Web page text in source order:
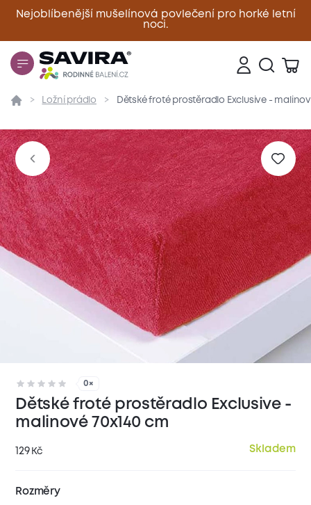
Nejoblíbenější mušelínová povlečení pro horké letní
noci.
Zavřít
Přehled Parametry Popis produktu Materiál
Ložní prádlo Dětské froté prostěradlo Exclusive -
0×
Dětské froté prostěradlo Exclusive -
malinové 70x140 cm
129 Kč Skladem
Rozměry